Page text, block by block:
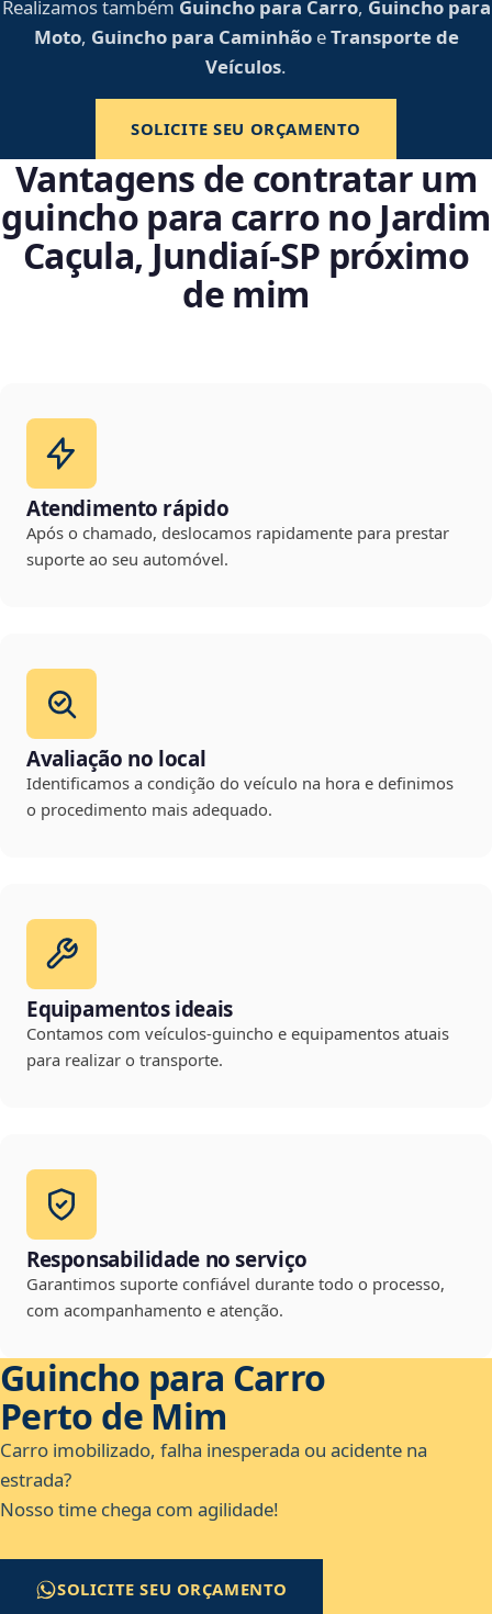
Realizamos também Guincho para Carro, Guincho para
Moto, Guincho para CaminhãoeTransporte de
Veículos.
SOLICITE SEU ORÇAMENTO
Vantagens de contratar um
guincho para carro no Jardim
Caçula, Jundiaí‑SP próximo
de mim
Atendimento rápido
Após o chamado, deslocamos rapidamente para prestar
suporte ao seu automóvel.
Avaliação no local
Identificamos a condição do veículo na hora e definimos
o procedimento mais adequado.
Equipamentos ideais
Contamos com veículos-guincho e equipamentos atuais
para realizar o transporte.
Responsabilidade no serviço
Garantimos suporte confiável durante todo o processo,
com acompanhamento e atenção.
Guincho para Carro
Perto de Mim
Carro imobilizado, falha inesperada ou acidente na
estrada?
Nosso time chega com agilidade!
SOLICITE SEU ORÇAMENTO